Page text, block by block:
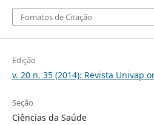
Fomatos de Citação
Edição
v. 20 n. 35 (2014): Revista Univap
Seção
Ciências da Saúde